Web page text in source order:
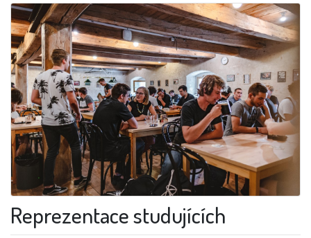
Reprezentace studujících